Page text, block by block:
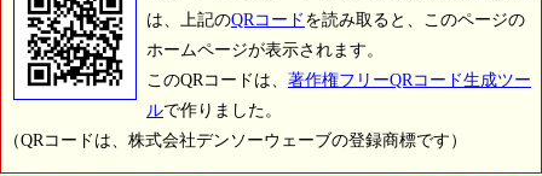
は、上記のQRコード を読み取ると、このページの
ホームページが表示されます。
このQRコードは、 著作権フリーQRコード生成ツー
ルで作りました。
（QRコードは、株式会社デンソーウェーブの登録商標です）